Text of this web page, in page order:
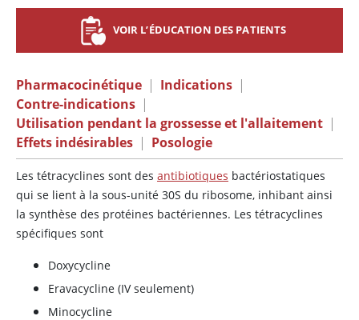
VOIR L’ÉDUCATION DES PATIENTS
Pharmacocinétique | Indications |
Contre-indications |
Utilisation pendant la grossesse et l'allaitement |
Effets indésirables | Posologie
Les tétracyclines sont des antibiotiques bactériostatiques
qui se lient à la sous-unité 30S du ribosome, inhibant ainsi
la synthèse des protéines bactériennes. Les tétracyclines
spécifiques sont
Doxycycline
Eravacycline (IV seulement)
Minocycline